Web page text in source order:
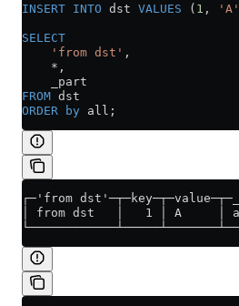
INSERT INTO dst VALUES ( 1 , 'A'
SELECT
    'from dst'
,
    *
,
    _part
FROM dst
ORDER by all;
┌─'from
│ from dst   │   1 │ A     │